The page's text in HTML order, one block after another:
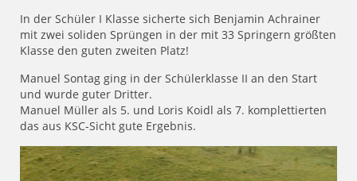
In der Schüler I Klasse sicherte sich Benjamin Achrainer
mit zwei soliden Sprüngen in der mit 33 Springern größten
Klasse den guten zweiten Platz!
Manuel Sontag ging in der Schülerklasse II an den Start
und wurde guter Dritter.
Manuel Müller als 5. und Loris Koidl als 7. komplettierten
das aus KSC-Sicht gute Ergebnis.